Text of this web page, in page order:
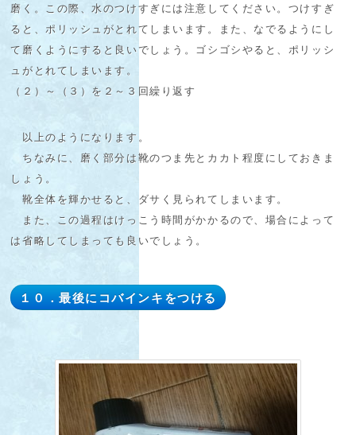
磨く。この際、水のつけすぎには注意してください。つけすぎ
ると、ポリッシュがとれてしまいます。また、なでるようにし
て磨くようにすると良いでしょう。ゴシゴシやると、ポリッシ
ュがとれてしまいます。
（２）～（３）を２～３回繰り返す
以上のようになります。
ちなみに、磨く部分は靴のつま先とカカト程度にしておきま
しょう。
靴全体を輝かせると、ダサく見られてしまいます。
また、この過程はけっこう時間がかかるので、場合によって
は省略してしまっても良いでしょう。
１０．最後にコバインキをつける